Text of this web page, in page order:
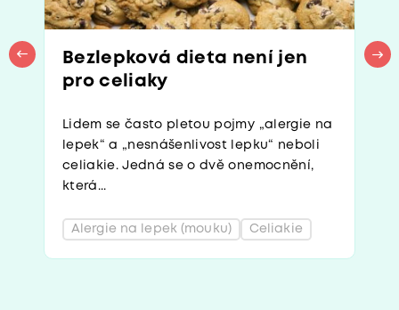
Bezlepková dieta není jen
pro celiaky
Lidem se často pletou pojmy „alergie na
lepek“ a „nesnášenlivost lepku“ neboli
celiakie. Jedná se o dvě onemocnění,
která...
Alergie na lepek (mouku) Celiakie